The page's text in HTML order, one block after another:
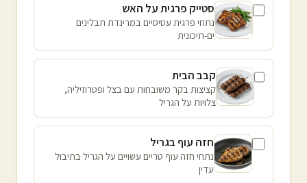
סטייק פרגית על האש
נתחי פרגית עסיסיים במרינדת תבלינים
ים-תיכונית
קבב הבית
קציצות בקר משובחות עם בצל ופטרוזיליה,
צלויות על הגריל
חזה עוף בגריל
נתחי חזה עוף טריים עשויים על הגריל בתיבול
עדין